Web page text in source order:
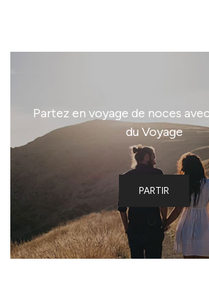
Partez en voyage de noces
du Voyage
PARTIR